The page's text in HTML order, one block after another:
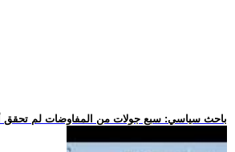
.. باحث سياسي: سبع جولات من المفاوضات لم تحقق